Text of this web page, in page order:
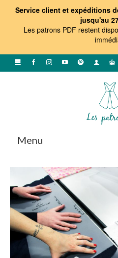
Service client et expéditions
jusqu'au
Les patrons PDF restent
Menu